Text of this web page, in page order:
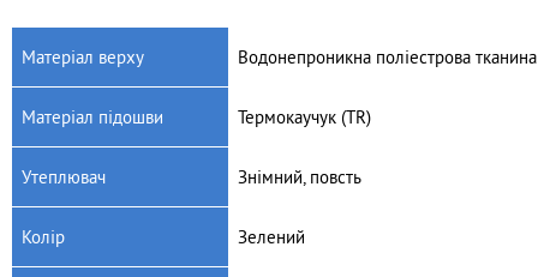
полювання і риболовлі
полювання і риболовлі
Матеріал верху Водонепроникна поліестрова тканина
Матеріал підошви Термокаучук (TR)
Утеплювач Знімний, повсть
Колір Зелений